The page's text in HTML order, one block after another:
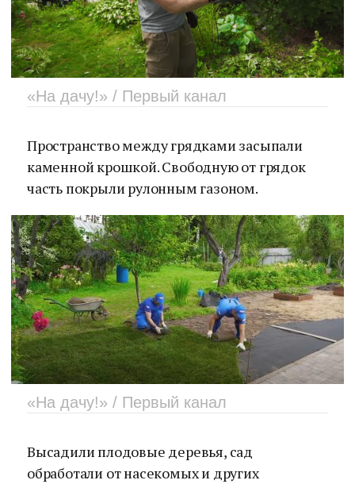
«На дачу!» / Первый канал
Пространство между грядками засыпали
каменной крошкой. Свободную от грядок
часть покрыли рулонным газоном.
«На дачу!» / Первый канал
Высадили плодовые деревья, сад
обработали от насекомых и других